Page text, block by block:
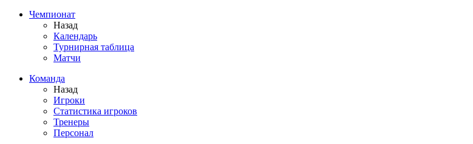
Чемпионат
Назад
Календарь
Турнирная таблица
Матчи
Команда
Назад
Игроки
Статистика игроков
Тренеры
Персонал